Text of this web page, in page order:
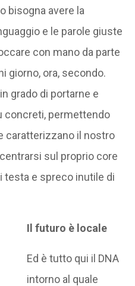
bisogna avere la
e le parole giuste
con mano da parte
giorno, ora, secondo.
grado di portarne e
concreti, permettendo
caratterizzano il nostro
sul proprio core
testa e spreco inutile di
Il futuro è locale
Ed è tutto qui il DNA
intorno al quale